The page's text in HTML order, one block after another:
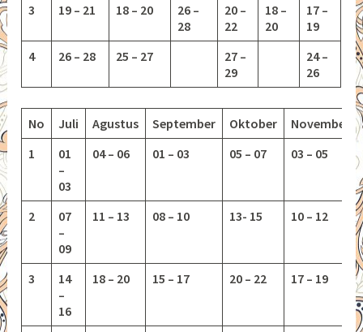
3
19 – 21 18 – 20
26 –
28
20 –
22
18 –
20
17 –
19
4
26 – 28 25 – 27
27 –
29
24 –
26
No Juli Agustus September Oktober
November
1
01
–
03
04 – 06 01 – 03 05 – 07 03 – 05
2
07
–
09
11 – 13 08 – 10 13- 15 10 – 12
3
14
–
16
18 – 20 15 – 17 20 – 22 17 – 19